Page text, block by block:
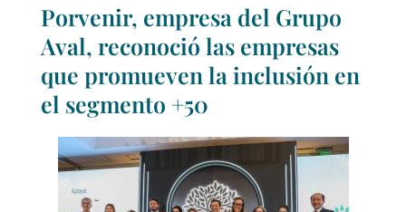
Porvenir, empresa del Grupo
Aval, reconoció las empresas
que promueven la inclusión en
el segmento +50